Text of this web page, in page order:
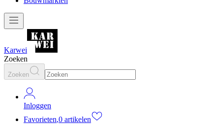
Karwei
Zoeken
Zoeken
Inloggen
Favorieten,0 artikelen